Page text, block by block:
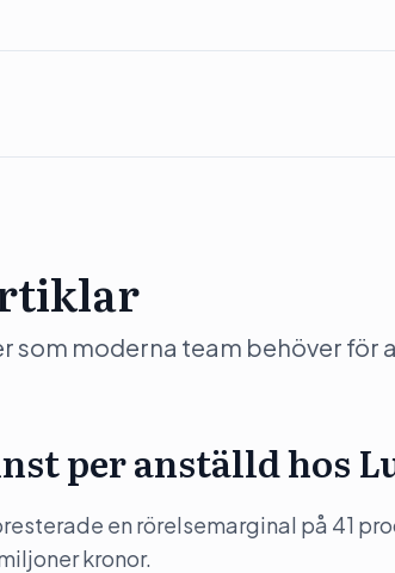
som moderna team behöver för
per anställd hos
en rörelsemarginal på 41
kronor.